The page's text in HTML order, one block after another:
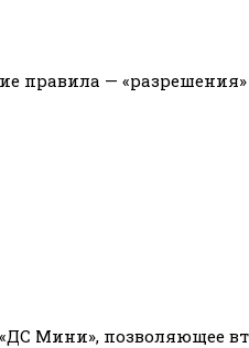
правила —
Мини», позволяющее